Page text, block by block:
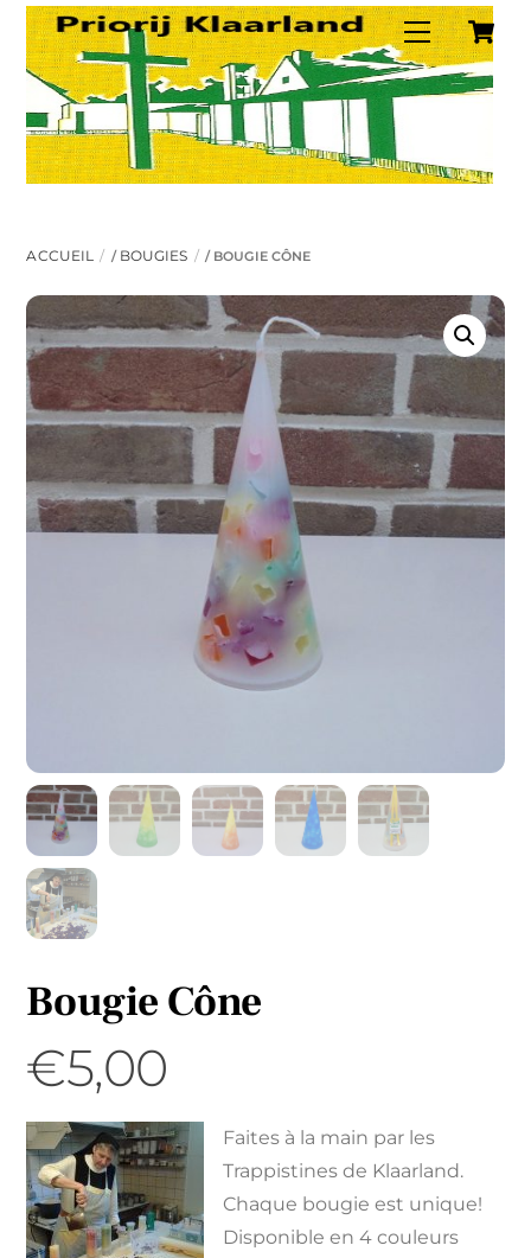
Skip
content
Menu
ACCUEIL / BOUGIES / BOUGIE CÔNE
Bougie Cône
€5,00
Faites à la main par les
Trappistines de Klaarland.
Chaque bougie est unique!
Disponible en 4 couleurs